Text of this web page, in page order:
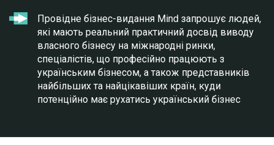
Провідне бізнес-видання Mind запрошує людей,
які мають реальний практичний досвід виводу
власного бізнесу на міжнародні ринки,
спеціалістів, що професійно працюють з
українським бізнесом, а також представників
найбільших та найцікавіших країн, куди
потенційно має рухатись український бізнес